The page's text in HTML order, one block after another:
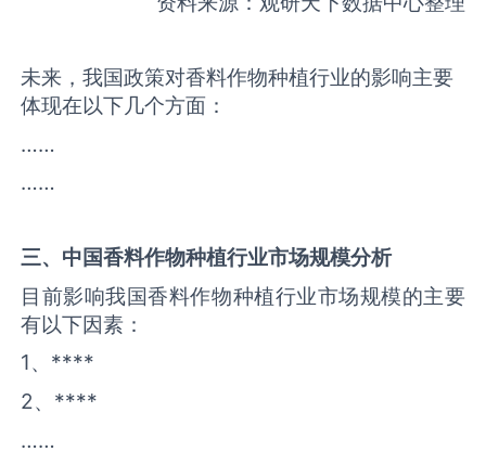
未来，我国政策对香料作物种植行业的影响主要
体现在以下几个方面：
……
……
三、中国香料作物种植行业市场规模分析
目前影响我国香料作物种植行业市场规模的主要
有以下因素：
1、****
2、****
……